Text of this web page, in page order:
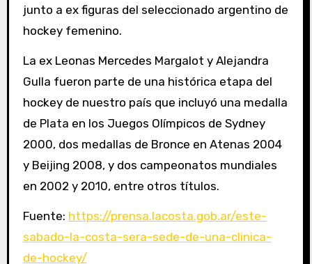
junto a ex figuras del seleccionado argentino de
hockey femenino.
La ex Leonas Mercedes Margalot y Alejandra
Gulla fueron parte de una histórica etapa del
hockey de nuestro país que incluyó una medalla
de Plata en los Juegos Olímpicos de Sydney
2000, dos medallas de Bronce en Atenas 2004
y Beijing 2008, y dos campeonatos mundiales
en 2002 y 2010, entre otros títulos.
Fuente: https://prensa.lacosta.gob.ar/este-
sabado-la-costa-sera-sede-de-una-clinica-
de-hockey/